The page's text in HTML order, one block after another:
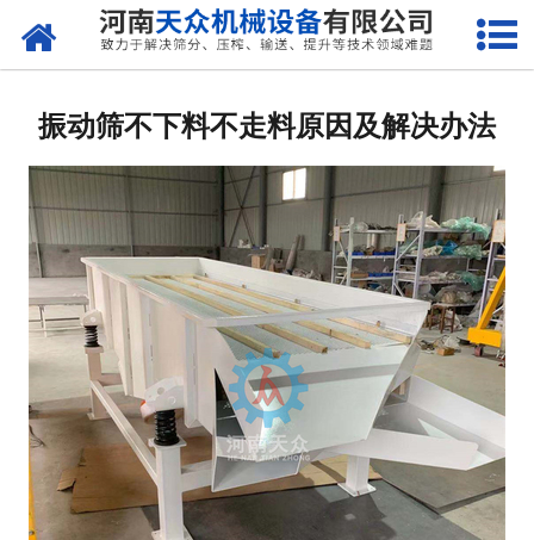
网站首页
新闻资讯
客户案例
现场视频
联系我们
振动筛不下料不走料原因及解决办法